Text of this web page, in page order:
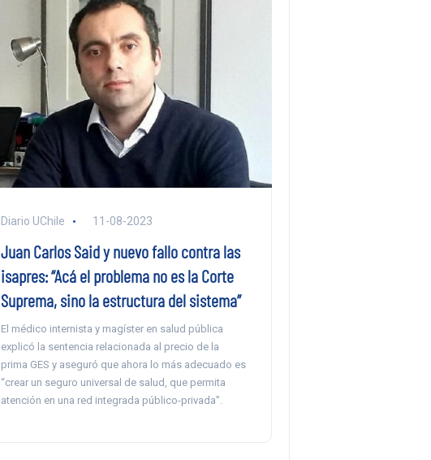
Diario UChile 11-08-2023
Juan Carlos Said y nuevo fallo contra las
isapres: “Acá el problema no es la Corte
Suprema, sino la estructura del sistema”
El médico internista y magíster en salud pública
explicó la sentencia relacionada al precio de la
prima GES y aseguró que ahora lo más adecuado es
“crear un seguro universal de salud, que permita
atención en una red integrada público-privada”.